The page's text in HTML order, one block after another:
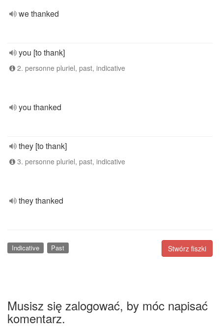
we thanked
you [to thank]
2. personne pluriel, past, indicative
you thanked
they [to thank]
3. personne pluriel, past, indicative
they thanked
Stwórz fiszki
Indicative Past
Musisz się zalogować, by móc napisać
komentarz.